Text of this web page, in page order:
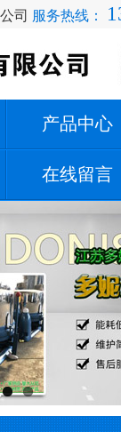
司 服务热线：
产品中心
在线留言